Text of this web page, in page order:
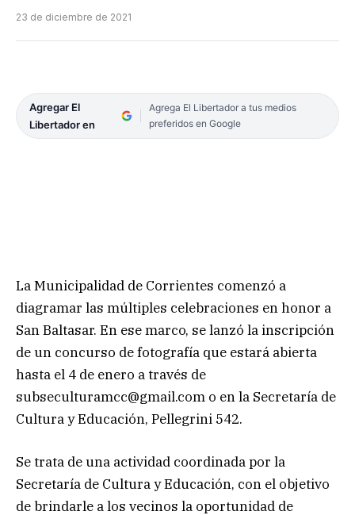
23 de diciembre de 2021
Agregar El
Libertador en
Agrega El Libertador a tus medios
preferidos en Google
La Municipalidad de Corrientes comenzó a
diagramar las múltiples celebraciones en honor a
San Baltasar. En ese marco, se lanzó la inscripción
de un concurso de fotografía que estará abierta
hasta el 4 de enero a través de
subseculturamcc@gmail.com o en la Secretaría de
Cultura y Educación, Pellegrini 542.
Se trata de una actividad coordinada por la
Secretaría de Cultura y Educación, con el objetivo
de brindarle a los vecinos la oportunidad de